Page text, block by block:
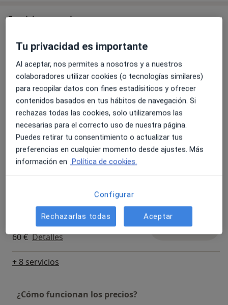
Servicios y precios
Consulta online
60 € Detalles
Consulta de Psicología Sanitaria
60 € Detalles Reservar cita
Diagnóstico y tratamiento para
trastornos de ansiedad
60 € Detalles
Reservar cita
Estrategias terapéuticas en
comunicación y habilidades sociales
60 € Detalles
Reservar cita
+ 8 servicios
¿Cómo funcionan los precios?
Tu privacidad es importante
Al aceptar, nos permites a nosotros y a nuestros
colaboradores utilizar cookies (o tecnologías similares)
para recopilar datos con fines estadísiticos y ofrecer
contenidos basados en tus hábitos de navegación. Si
rechazas todas las cookies, solo utilizaremos las
necesarias para el correcto uso de nuestra página.
Puedes retirar tu consentimiento o actualizar tus
preferencias en cualquier momento desde ajustes. Más
información en Política de cookies.
Configurar
Rechazarlas todas Aceptar